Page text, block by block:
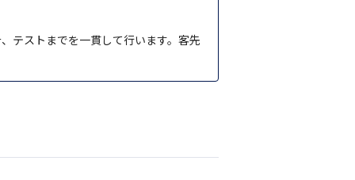
テストまでを一貫して行います。客先